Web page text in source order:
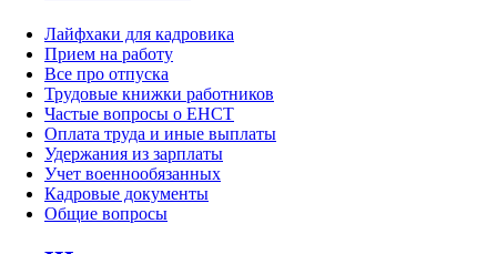
Лайфхаки для кадровика
Прием на работу
Все про отпуска
Трудовые книжки работников
Частые вопросы о ЕНСТ
Оплата труда и иные выплаты
Удержания из зарплаты
Учет военнообязанных
Кадровые документы
Общие вопросы